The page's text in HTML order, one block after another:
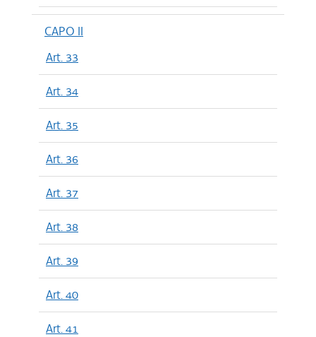
CAPO II
Art. 33
Art. 34
Art. 35
Art. 36
Art. 37
Art. 38
Art. 39
Art. 40
Art. 41